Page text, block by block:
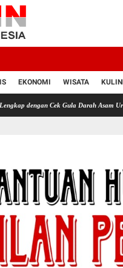
EKONOMI WISATA
Cek Gula Darah Asam Urat dan